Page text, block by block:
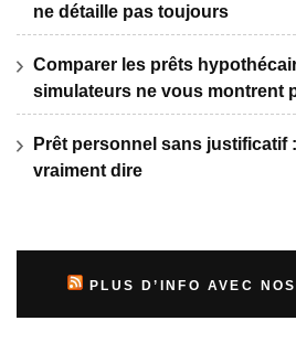
ne détaille pas toujours
Comparer les prêts
simulateurs ne vous montrent
Prêt personnel sans justificatif
vraiment dire
PLUS D’INFO AVEC